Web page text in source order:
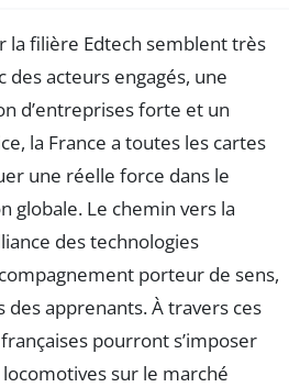
la filière Edtech semblent très
des acteurs engagés, une
d’entreprises forte et un
la France a toutes les cartes
une réelle force dans le
globale. Le chemin vers la
des technologies
porteur de sens,
des apprenants. À travers ces
pourront s’imposer
sur le marché